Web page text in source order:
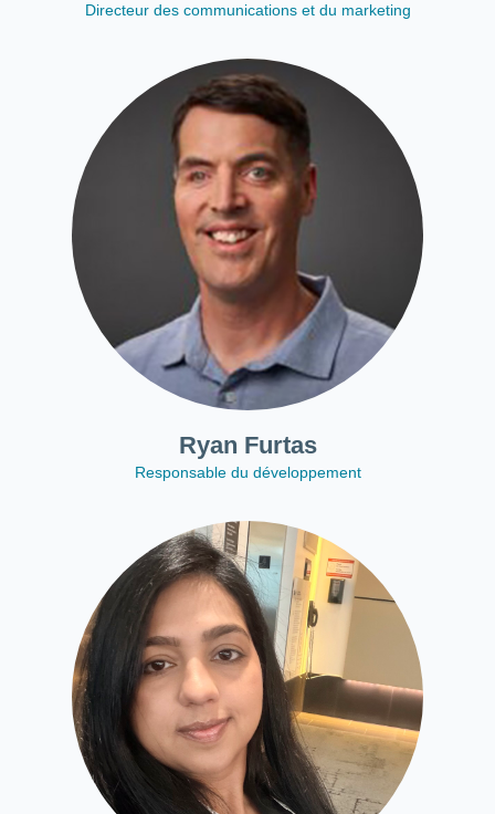
Directeur des communications et du marketing
Ryan Furtas
Responsable du développement